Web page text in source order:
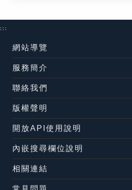
:::
網站導覽
服務簡介
聯絡我們
版權聲明
開放API使用說明
內嵌搜尋欄位說明
相關連結